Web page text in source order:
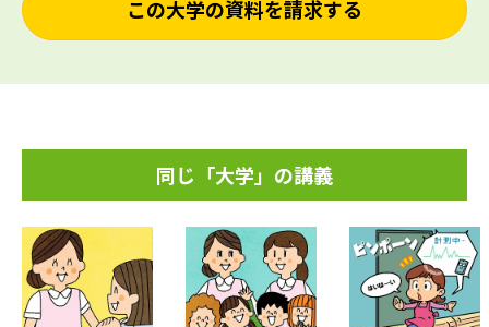
この大学の資料を請求する
同じ「大学」の講義